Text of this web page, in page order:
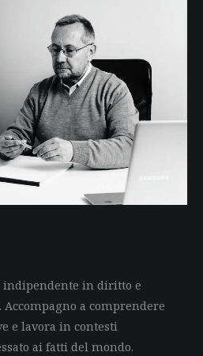
indipendente in diritto e
a comprendere
e lavora in contesti
ai fatti del mondo.